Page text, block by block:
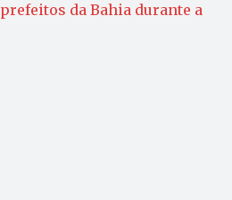
da Bahia durante a